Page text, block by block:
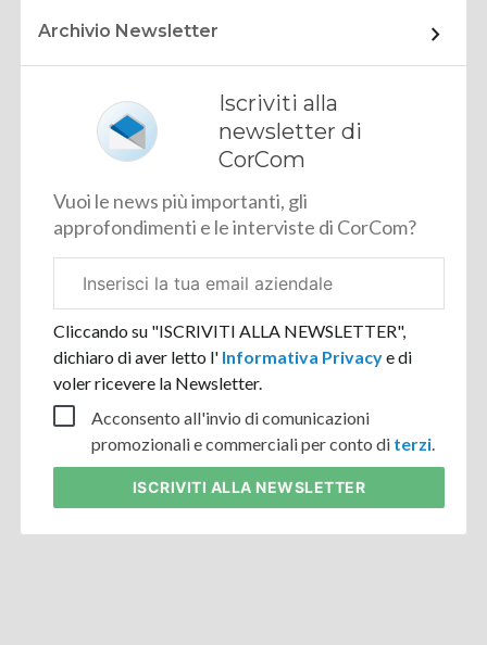
Archivio Newsletter
Iscriviti alla
newsletter di
CorCom
Vuoi le news più importanti, gli
approfondimenti e le interviste di CorCom?
aziendale
Cliccando su "ISCRIVITI ALLA NEWSLETTER",
dichiaro di aver letto l' Informativa Privacye di
voler ricevere la Newsletter.
Acconsento all'invio di comunicazioni
promozionali e commerciali per conto di terzi.
ISCRIVITI ALLA NEWSLETTER